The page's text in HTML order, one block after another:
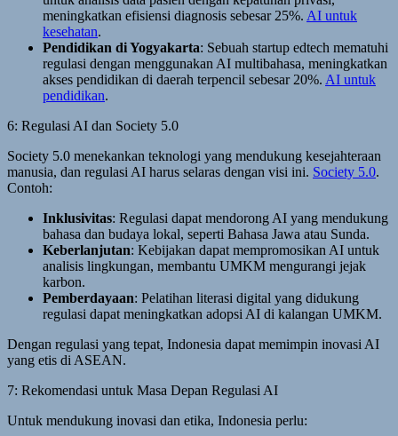
meningkatkan efisiensi diagnosis sebesar 25%. AI untuk
kesehatan.
Pendidikan di Yogyakarta: Sebuah startup edtech mematuhi
regulasi dengan menggunakan AI multibahasa, meningkatkan
akses pendidikan di daerah terpencil sebesar 20%. AI untuk
pendidikan.
6: Regulasi AI dan Society 5.0
Society 5.0 menekankan teknologi yang mendukung kesejahteraan
manusia, dan regulasi AI harus selaras dengan visi ini. Society 5.0.
Contoh:
Inklusivitas: Regulasi dapat mendorong AI yang mendukung
bahasa dan budaya lokal, seperti Bahasa Jawa atau Sunda.
Keberlanjutan: Kebijakan dapat mempromosikan AI untuk
analisis lingkungan, membantu UMKM mengurangi jejak
karbon.
Pemberdayaan: Pelatihan literasi digital yang didukung
regulasi dapat meningkatkan adopsi AI di kalangan UMKM.
Dengan regulasi yang tepat, Indonesia dapat memimpin inovasi AI
yang etis di ASEAN.
7: Rekomendasi untuk Masa Depan Regulasi AI
Untuk mendukung inovasi dan etika, Indonesia perlu: